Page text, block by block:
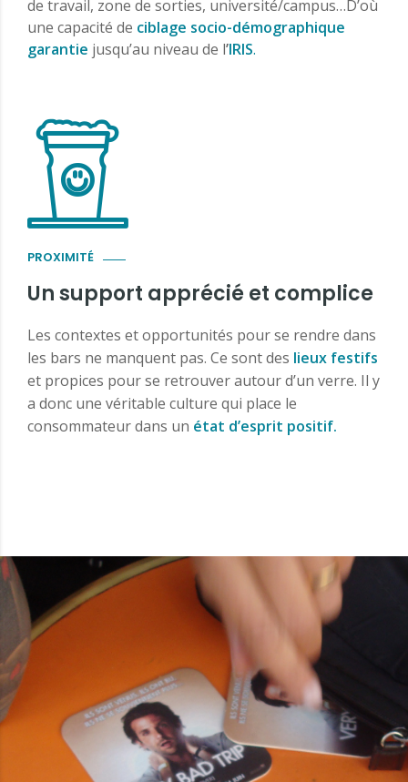
de travail, zone de sorties, université/campus…D’où
une capacité de ciblage socio-démographique
garantie jusqu’au niveau de l’IRIS.
PROXIMITÉ
Un support apprécié et complice
Les contextes et opportunités pour se rendre dans
les bars ne manquent pas. Ce sont des lieux festifs
et propices pour se retrouver autour d’un verre. Il y
a donc une véritable culture qui place le
consommateur dans un état d’esprit positif.